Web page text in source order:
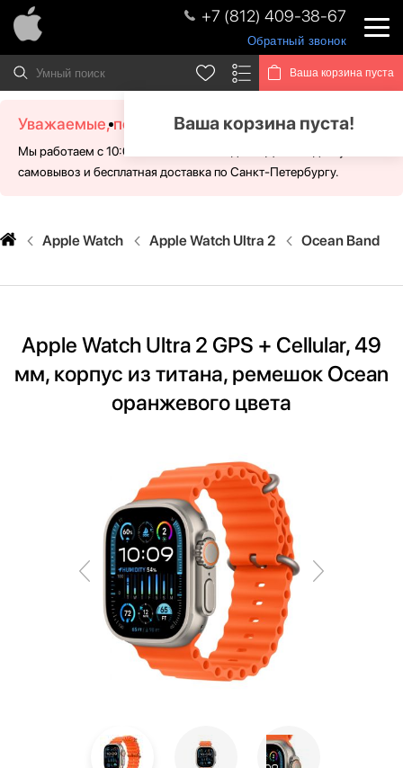
+7 (812) 409-38-67
Обратный звонок
Ваша корзина пуста
Ваша корзина пуста!
Уважаемые, посетители!
Мы работаем с 10:00 - 21:00 без выходных. Для Вас доступен
самовывоз и бесплатная доставка по Санкт-Петербургу.
Apple Watch Apple Watch Ultra 2 Ocean Band
Apple Watch Ultra 2 GPS + Cellular, 49
мм, корпус из титана, ремешок Ocean
оранжевого цвета